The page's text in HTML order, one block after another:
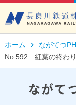
ホーム
ながてつ
No.592 紅葉の終わ
ながて